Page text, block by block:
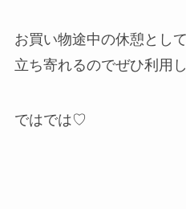
お買い物途中の休憩とし
立ち寄れるのでぜひ利用
ではでは♡